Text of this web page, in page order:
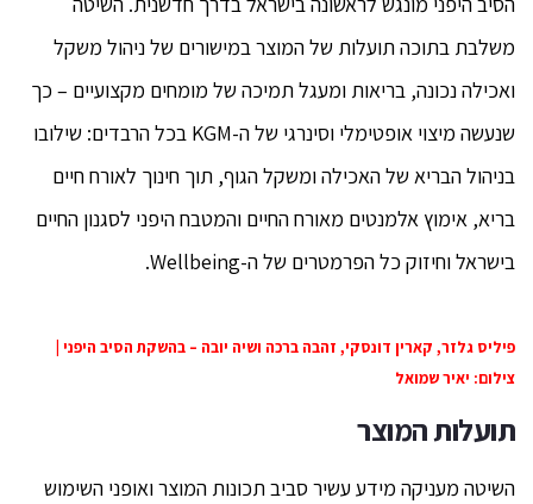
משלבת בתוכה תועלות של המוצר במישורים של ניהול משקל
ואכילה נכונה, בריאות ומעגל תמיכה של מומחים מקצועיים – כך
שנעשה מיצוי אופטימלי וסינרגי של ה-KGM בכל הרבדים: שילובו
בניהול הבריא של האכילה ומשקל הגוף, תוך חינוך לאורח חיים
בריא, אימוץ אלמנטים מאורח החיים והמטבח היפני לסגנון החיים
בישראל וחיזוק כל הפרמטרים של ה-Wellbeing.
פיליס גלזר, קארין דונסקי, זהבה ברכה ושיה יובה – בהשקת הסיב היפני |
צילום: יאיר שמואל
תועלות המוצר
השיטה מעניקה מידע עשיר סביב תכונות המוצר ואופני השימוש